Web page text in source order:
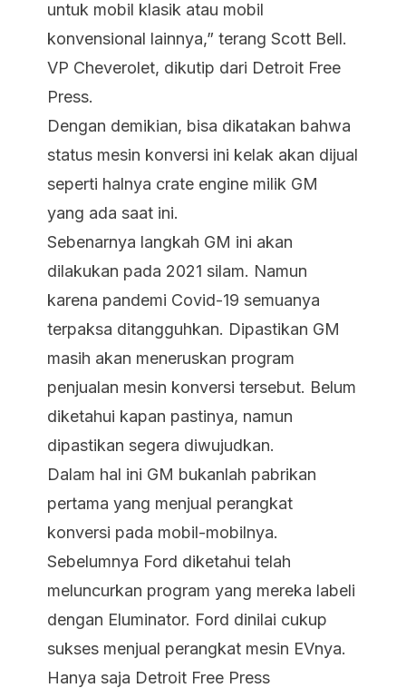
untuk mobil klasik atau mobil
konvensional lainnya,” terang Scott Bell.
VP Cheverolet, dikutip dari Detroit Free
Press.
Dengan demikian, bisa dikatakan bahwa
status mesin konversi ini kelak akan dijual
seperti halnya crate engine milik GM
yang ada saat ini.
Sebenarnya langkah GM ini akan
dilakukan pada 2021 silam. Namun
karena pandemi Covid-19 semuanya
terpaksa ditangguhkan. Dipastikan GM
masih akan meneruskan program
penjualan mesin konversi tersebut. Belum
diketahui kapan pastinya, namun
dipastikan segera diwujudkan.
Dalam hal ini GM bukanlah pabrikan
pertama yang menjual perangkat
konversi pada mobil-mobilnya.
Sebelumnya Ford diketahui telah
meluncurkan program yang mereka labeli
dengan Eluminator. Ford dinilai cukup
sukses menjual perangkat mesin EVnya.
Hanya saja Detroit Free Press